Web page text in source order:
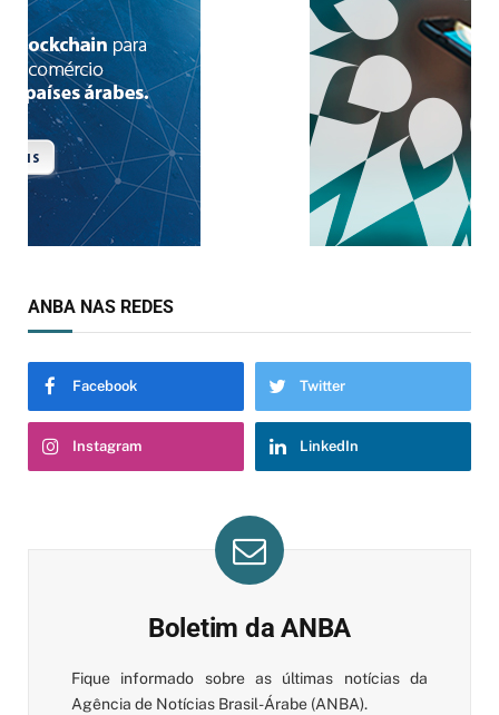
ANBA NAS REDES
Facebook Twitter
Instagram LinkedIn
Boletim da ANBA
Fique informado sobre as últimas notícias da
Agência de Notícias Brasil-Árabe (ANBA).